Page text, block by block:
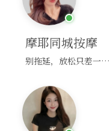
摩耶同城按摩
别拖延，放松只差一次点击！